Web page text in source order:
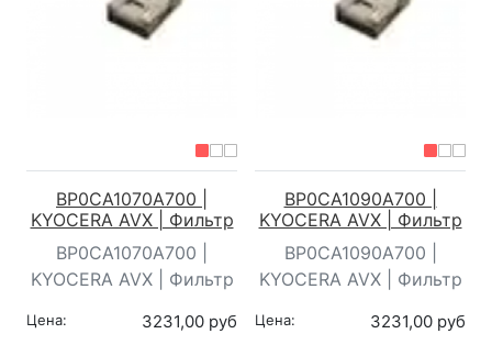
BP0CA1070A700 |
KYOCERA AVX | Фильтр
BP0CA1070A700 |
KYOCERA AVX | Фильтр
Цена: 3231,00 руб
BP0CA1090A700 |
KYOCERA AVX | Фильтр
BP0CA1090A700 |
KYOCERA AVX | Фильтр
Цена: 3231,00 руб